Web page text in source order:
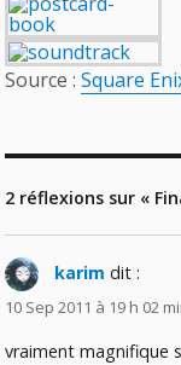
Source :Square
2 réflexions sur «
karim dit :
10 Sep 2011 à 19 h 02
vraiment magnifique